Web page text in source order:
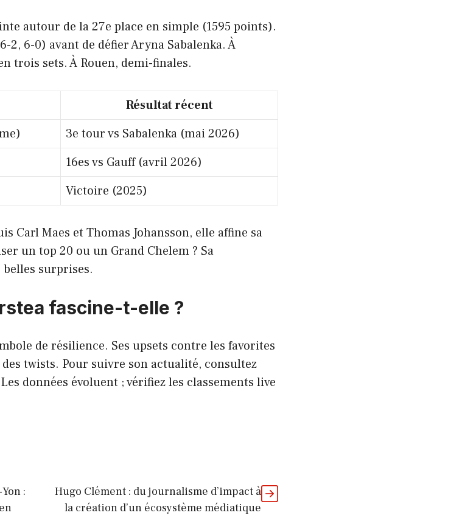
autour de la 27e place en simple (1595 points).
2, 6-0) avant de défier Aryna Sabalenka. À
trois sets. À Rouen, demi-finales.
Résultat récent
3e tour vs Sabalenka (mai 2026)
16es vs Gauff (avril 2026)
Victoire (2025)
Carl Maes et Thomas Johansson, elle affine sa
un top 20 ou un Grand Chelem ? Sa
belles surprises.
fascine-t-elle ?
de résilience. Ses upsets contre les favorites
twists. Pour suivre son actualité, consultez
données évoluent ; vérifiez les classements live
:
Hugo Clément : du journalisme d’impact à
la création d’un écosystème médiatique